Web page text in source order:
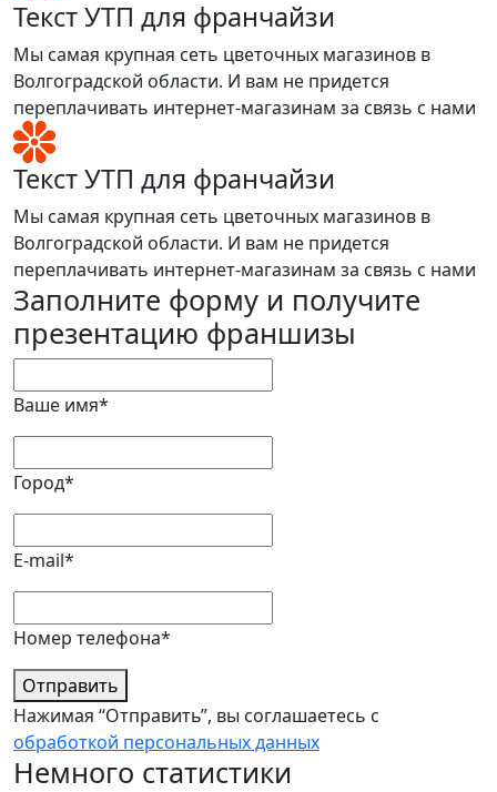
Текст УТП для франчайзи
Мы самая крупная сеть цветочных магазинов в
Волгоградской области. И вам не придется
переплачивать интернет-магазинам за связь с нами
Текст УТП для франчайзи
Мы самая крупная сеть цветочных магазинов в
Волгоградской области. И вам не придется
переплачивать интернет-магазинам за связь с нами
Заполните форму и получите
презентацию франшизы
Ваше имя*
Город*
E-mail*
Номер телефона*
Отправить
Нажимая “Отправить”, вы соглашаетесь с
обработкой персональных данных
Немного статистики